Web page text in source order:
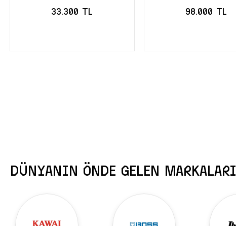
33.300 TL 98.000 TL
DÜNYANIN ÖNDE GELEN MARKALARI